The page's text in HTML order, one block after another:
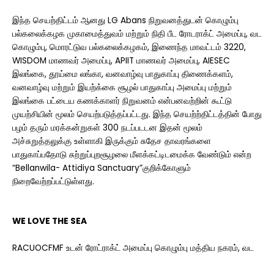
இந்த செயற்திட்டம் ஆனது LG Abans நிறுவனத்துடன் கொழும்பு
பல்கலைக்கழக முகாமைத்துவம் மற்றும் நிதி பீட ரோடராக்ட் அமைப்பு, வட
கொழும்பு, மொரட்டுவ பல்கலைக்கழகம், இணைந்த மாவட்டம் 3220,
WISDOM மாணவர் அமைப்பு, APIIT மாணவர் அமைப்பு, AIESEC
இலங்கை, தூய்மை லங்கா, வனவாழ்வு பாதுகாப்பு திணைக்களம்,
வனவாழ்வு மற்றும் இயற்க்கை சூழல் பாதுகாப்பு அமைப்பு மற்றும்
இலங்கை பட்டைய கணக்காளர் நிறுவனம் என்பனவற்றின் கூட்டு
முயற்சியின் மூலம் செயற்படுத்தப்பட்டது. இந்த செயற்ற்திட்டத்தின் போது
பழம் தரும் மரக்கன்றுகள் 300 நடப்படடன இதன் மூலம்
அச்சுறுத்தலுக்கு உள்ளாகி இருக்கும் சுதேச தாவரங்களை
பாதுகாப்பதோடு சுற்றுப்புறசூழலை மீளக்கட்டிடமைக்க வேண்டும் என்ற
“Bellanwila- Attidiya Sanctuary”குறிக்கோளும்
நிறைவேற்றப்பட்டுள்ளது.
WE LOVE THE SEA
RACUOCFMF உடன் ரோட்ராக்ட் அமைப்பு கொழும்பு மத்திய நகரம், வட